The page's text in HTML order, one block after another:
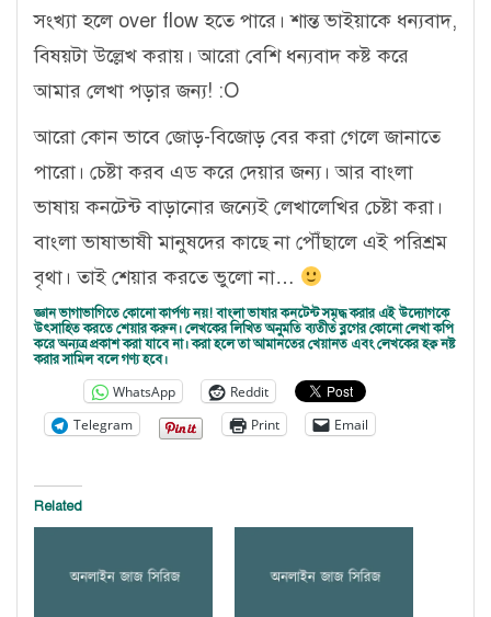
সংখ্যা হলে over flow হতে পারে। শান্ত ভাইয়াকে ধন্যবাদ,
বিষয়টা উল্লেখ করায়। আরো বেশি ধন্যবাদ কষ্ট করে
আমার লেখা পড়ার জন্য! :O
আরো কোন ভাবে জোড়-বিজোড় বের করা গেলে জানাতে
পারো। চেষ্টা করব এড করে দেয়ার জন্য। আর বাংলা
ভাষায় কনটেন্ট বাড়ানোর জন্যেই লেখালেখির চেষ্টা করা।
বাংলা ভাষাভাষী মানুষদের কাছে না পৌঁছালে এই পরিশ্রম
বৃথা। তাই শেয়ার করতে ভুলো না…
জ্ঞান ভাগাভাগিতে কোনো কার্পণ্য নয়! বাংলা ভাষার কনটেন্ট সমৃদ্ধ করার এই উদ্যোগকে
উৎসাহিত করতে শেয়ার করুন। লেখকের লিখিত অনুমতি ব্যতীত ব্লগের কোনো লেখা কপি
করে অন্যত্র প্রকাশ করা যাবে না। করা হলে তা আমানতের খেয়ানত এবং লেখকের হক্ব নষ্ট
করার সামিল বলে গণ্য হবে।
WhatsApp
Reddit
Telegram
Print Email
Related